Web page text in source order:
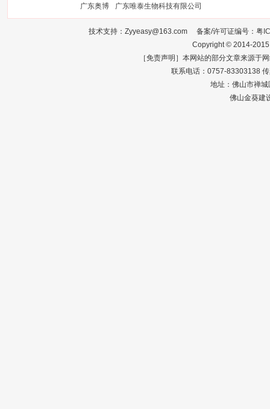
广东奥博 广东唯泰生物科技有限公司
技术支持：Zyyeasy@163.com 备案/许可证编号： 粤
Copyright © 2014-
［免责声明］本网站的部分文章来源于
联系电话：0757-83303138
地址：佛山市禅
佛山金葵建